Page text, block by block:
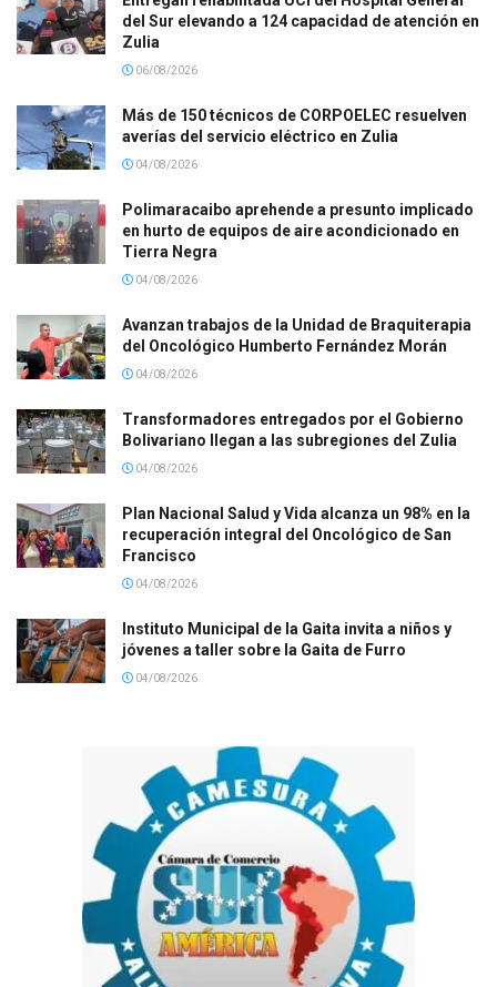
del Sur elevando a 124 capacidad de atención en
Zulia
06/08/2026
Más de 150 técnicos de CORPOELEC resuelven
averías del servicio eléctrico en Zulia
04/08/2026
Polimaracaibo aprehende a presunto implicado
en hurto de equipos de aire acondicionado en
Tierra Negra
04/08/2026
Avanzan trabajos de la Unidad de Braquiterapia
del Oncológico Humberto Fernández Morán
04/08/2026
Transformadores entregados por el Gobierno
Bolivariano llegan a las subregiones del Zulia
04/08/2026
Plan Nacional Salud y Vida alcanza un 98% en la
recuperación integral del Oncológico de San
Francisco
04/08/2026
Instituto Municipal de la Gaita invita a niños y
jóvenes a taller sobre la Gaita de Furro
04/08/2026